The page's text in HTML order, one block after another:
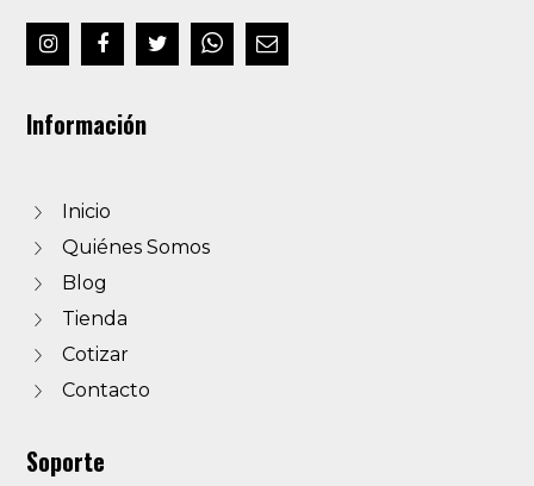
Información
Inicio
Quiénes Somos
Blog
Tienda
Cotizar
Contacto
Soporte